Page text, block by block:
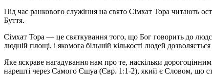
Під час ранкового служіння на свято Сімхат Тора читають
Буття.
Сімхат Тора — це святкування того, що Бог говорить до
людній площі, і якомога більшій кількості людей
Яке яскраве нагадування нам про те, наскільки
нарешті через Самого Єшуа (Євр. 1:1-2), який є Словом, що